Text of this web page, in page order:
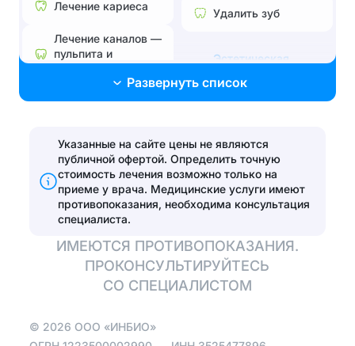
Лечение кариеса
Лечение каналов —
пульпита и
Лечение
пародонтита
Эстетические
реставрации
Отбелить зубы
Протезирование
имплантация зубов
на 4 имплантах
Удалить зуб
Эстетическая
Поставить брекеты,
Эстетические
реставрации
Установить виниры
Развернуть список
Указанные на сайте цены не являются
публичной офертой. Определить точную
стоимость лечения возможно только на
приеме у врача. Медицинские услуги имеют
противопоказания, необходима консультация
специалиста.
ИМЕЮТСЯ ПРОТИВОПОКАЗАНИЯ.
ПРОКОНСУЛЬТИРУЙТЕСЬ
СО СПЕЦИАЛИСТОМ
© 2026 ООО «ИНБИО»